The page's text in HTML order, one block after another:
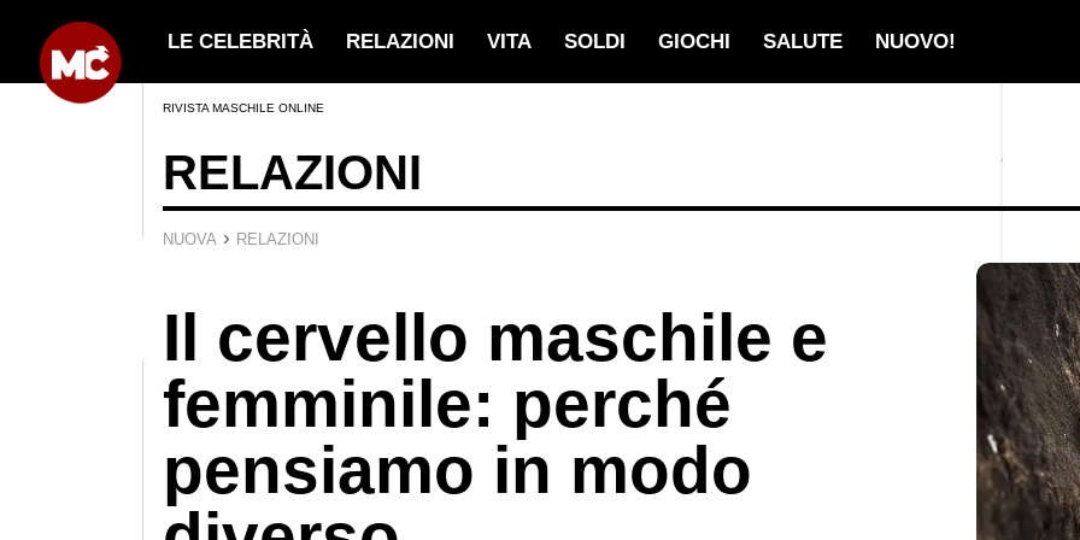
LE CELEBRITÀ RELAZIONI VITA SOLDI GIOCHI SALUTE NUOVO!
RIVISTA MASCHILE ONLINE
RELAZIONI
NUOVA › RELAZIONI
Il cervello maschile e
femminile: perché
pensiamo in modo